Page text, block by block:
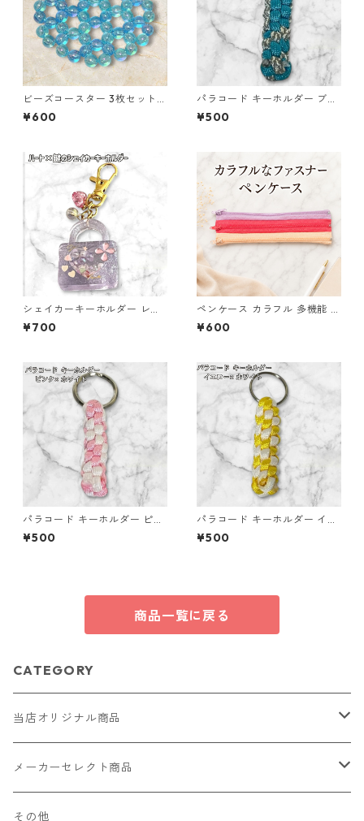
ビーズコースター 3枚セット
クリア パール ブルー ラウンド
モチーフ アクリルビーズ s43
¥600
パラコード キーホルダー ブル
ー グレー 編み込み s20
¥500
シェイカーキーホルダー レジ
ン キーホルダー ハート 鍵 バ
ッグチャーム ハンドメイド レ
ラ チャーム ビーズ入り プレゼ
ント ギフト
¥700
ペンケース カラフル 多機能 筆
箱 ファスナー6本 s9
¥600
パラコード キーホルダー ピン
ク ホワイト 編み込み s27
¥500
パラコード キーホルダー イエ
ロー ホワイト 編み込み s21
¥500
商品一覧に戻る
CATEGORY
当店オリジナル商品
レザー（革）
ロングウォレット
ストラップ
メーカーセレクト商品
財布・キーケース・カードケース
その他